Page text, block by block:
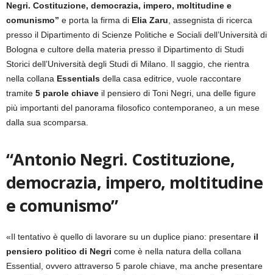
Negri. Costituzione, democrazia, impero, moltitudine e
comunismo” e porta la firma di Elia Zaru , assegnista di ricerca
presso il Dipartimento di Scienze Politiche e Sociali dell’Università di
Bologna e cultore della materia presso il Dipartimento di Studi
Storici dell’Università degli Studi di Milano. Il saggio, che rientra
nella collana Essentials della casa editrice, vuole raccontare
tramite 5 parole chiave il pensiero di Toni Negri, una delle figure
più importanti del panorama filosofico contemporaneo, a un mese
dalla sua scomparsa.
“Antonio Negri. Costituzione,
democrazia, impero, moltitudine
e comunismo”
«Il tentativo è quello di lavorare su un duplice piano: presentare il
pensiero politico di Negri come è nella natura della collana
Essential, ovvero attraverso 5 parole chiave, ma anche presentare